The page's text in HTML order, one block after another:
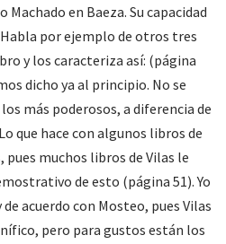
en Baeza. Su capacidad
por ejemplo de otros tres
y los caracteriza así: (página
dicho ya al principio. No se
más poderosos, a diferencia de
que hace con algunos libros de
muchos libros de Vilas le
de esto (página 51). Yo
acuerdo con Mosteo, pues Vilas
pero para gustos están los